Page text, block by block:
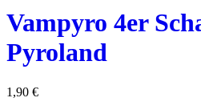
Vampyro 4er
Pyroland
1,90 €